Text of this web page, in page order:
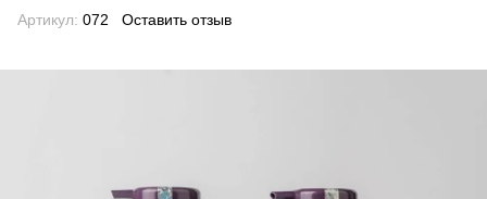
Артикул: 072 Оставить отзыв